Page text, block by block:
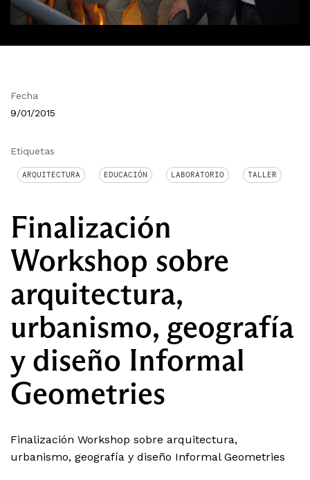
Fecha
9/01/2015
Etiquetas
ARQUITECTURA EDUCACIÓN LABORATORIO TALLER
Finalización
Workshop sobre
arquitectura,
urbanismo, geografía
y diseño Informal
Geometries
Finalización Workshop sobre arquitectura,
urbanismo, geografía y diseño Informal Geometries